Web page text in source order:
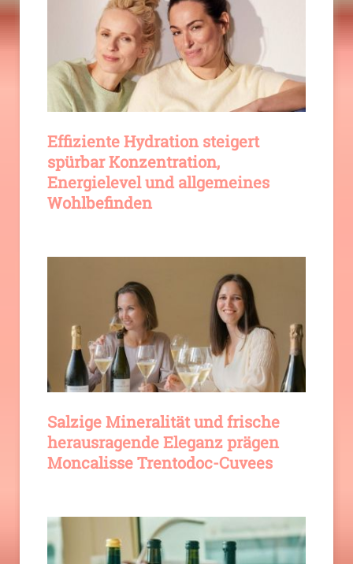
Effiziente Hydration steigert
spürbar Konzentration,
Energielevel und allgemeines
Wohlbefinden
Salzige Mineralität und frische
herausragende Eleganz prägen
Moncalisse Trentodoc-Cuvees